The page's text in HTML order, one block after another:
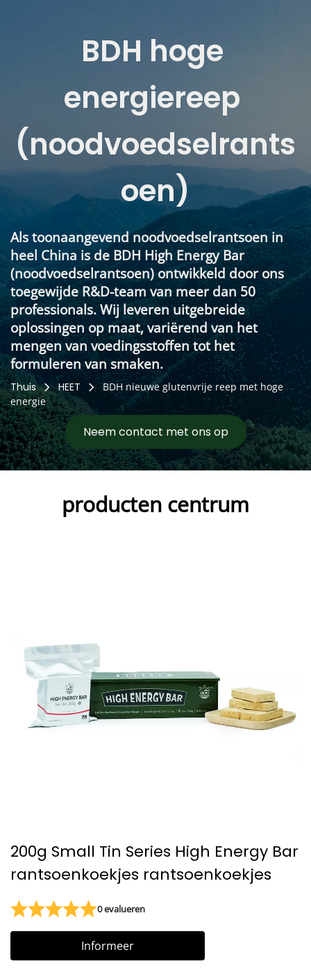
BDH hoge
energiereep
(noodvoedselrants
oen)
Als toonaangevend noodvoedselrantsoen in
heel China is de BDH High Energy Bar
(noodvoedselrantsoen) ontwikkeld door ons
toegewijde R&D-team van meer dan 50
professionals. Wij leveren uitgebreide
oplossingen op maat, variërend van het
mengen van voedingsstoffen tot het
formuleren van smaken.
Thuis HEET
BDH nieuwe glutenvrije reep met hoge
energie
Neem contact met ons op
producten centrum
200g Small Tin Series High Energy Bar
rantsoenkoekjes rantsoenkoekjes
0 evalueren
Informeer